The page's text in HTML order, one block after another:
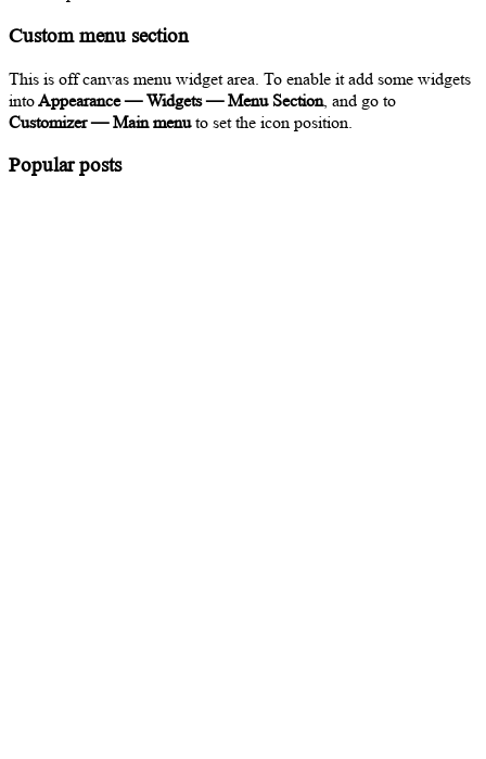
Custom menu section
This is off canvas menu widget area. To enable it add some widgets
intoAppearance — Widgets — Menu Section, and go to
Customizer — Main menuto set the icon position.
Popular posts